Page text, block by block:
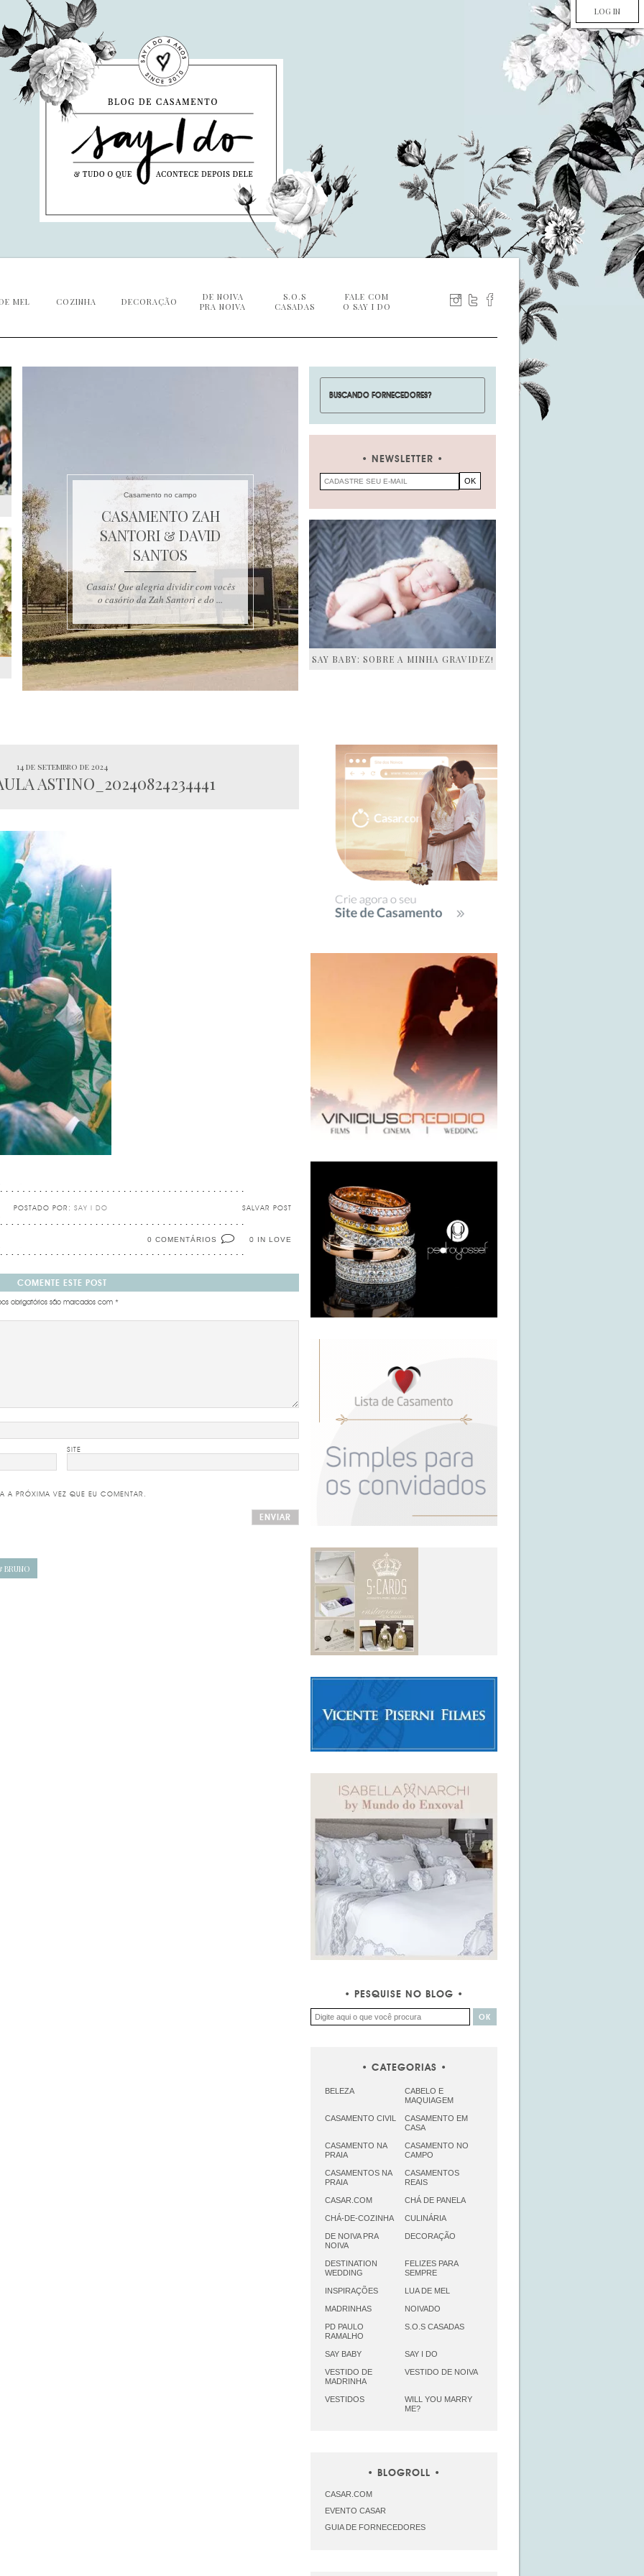
LOG IN
MEL COZINHA DECORAÇÃO
DE NOIVA
PRA NOIVA
S.O.S
CASADAS
FALE COM
O SAY I DO
Casamento no campo
CASAMENTO ZAH
SANTORI & DAVID
SANTOS
Casais! Que alegria dividir com vocês
o casório da Zah Santori e do ...
NEWSLETTER
SAY BABY: SOBRE A MINHA GRAVIDEZ!
14 de setembro de 2024
ASTINO_20240824234441
SALVAR POST
POSTADO POR: SAY I DO
0 IN LOVE
0 COMENTÁRIOS
COMENTE ESTE POST
obrigatórios são marcados com *
SITE
A PRÓXIMA VEZ QUE EU COMENTAR.
BRUNO
SIDEBAR
PESQUISE NO BLOG
CATEGORIAS
BELEZA
CABELO E
MAQUIAGEM
CASAMENTO CIVIL
CASAMENTO EM
CASA
CASAMENTO NA
PRAIA
CASAMENTO NO
CAMPO
CASAMENTOS NA
PRAIA
CASAMENTOS
REAIS
CASAR.COM CHÁ DE PANELA
CHÁ-DE-COZINHA CULINÁRIA
DE NOIVA PRA
NOIVA
DECORAÇÃO
DESTINATION
WEDDING
FELIZES PARA
SEMPRE
INSPIRAÇÕES LUA DE MEL
MADRINHAS NOIVADO
PD PAULO
RAMALHO
S.O.S CASADAS
SAY BABY SAY I DO
VESTIDO DE
MADRINHA
VESTIDO DE NOIVA
VESTIDOS
WILL YOU MARRY
ME?
BLOGROLL
CASAR.COM
EVENTO CASAR
GUIA DE FORNECEDORES